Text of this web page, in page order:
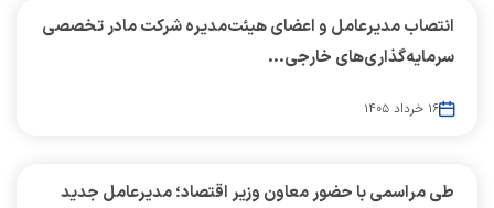
انتصاب مدیرعامل و اعضای هیئت‌مدیره شرکت مادر تخصصی
سرمایه‌گذاری‌های خارجی...
۱۶ خرداد ۱۴۰۵
طی مراسمی با حضور معاون وزیر اقتصاد؛ مدیرعامل جدید